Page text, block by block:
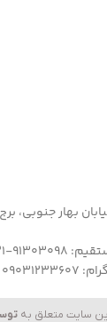
بهار جنوبی،
سایت متعلق به